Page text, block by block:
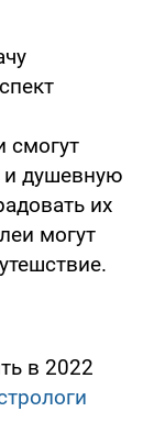
смогут
и душевную
их
могут
в 2022